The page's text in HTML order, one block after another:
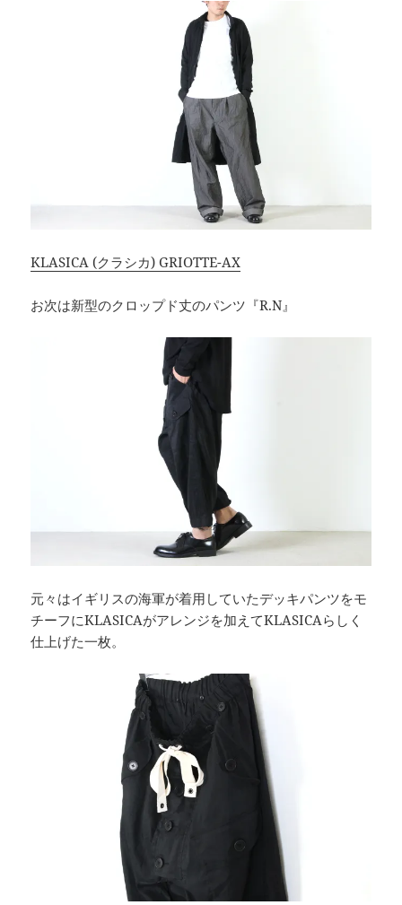
KLASICA (クラシカ) GRIOTTE-AX
お次は新型のクロップド丈のパンツ『R.N』
元々はイギリスの海軍が着用していたデッキパンツをモ
チーフにKLASICAがアレンジを加えてKLASICAらしく
仕上げた一枚。